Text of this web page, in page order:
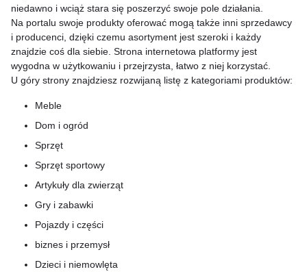
niedawno i wciąż stara się poszerzyć swoje pole działania.
Na portalu swoje produkty oferować mogą także inni sprzedawcy
i producenci, dzięki czemu asortyment jest szeroki i każdy
znajdzie coś dla siebie. Strona internetowa platformy jest
wygodna w użytkowaniu i przejrzysta, łatwo z niej korzystać.
U góry strony znajdziesz rozwijaną listę z kategoriami produktów:
Meble
Dom i ogród
Sprzęt
Sprzęt sportowy
Artykuły dla zwierząt
Gry i zabawki
Pojazdy i części
biznes i przemysł
Dzieci i niemowlęta